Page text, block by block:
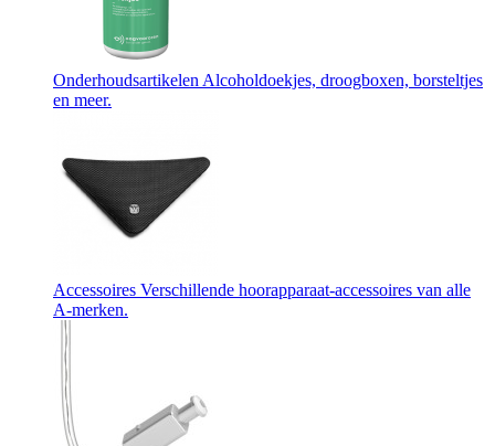
Onderhoudsartikelen Alcoholdoekjes, droogboxen, borsteltjes
en meer.
Accessoires Verschillende hoorapparaat-accessoires van alle
A-merken.